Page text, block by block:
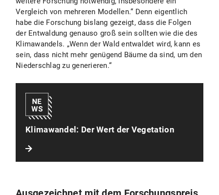
Vergleich von mehreren Modellen.“ Denn eigentlich
habe die Forschung bislang gezeigt, dass die Folgen
der Entwaldung genauso groß sein sollten wie die des
Klimawandels. „Wenn der Wald entwaldet wird, kann es
sein, dass nicht mehr genügend Bäume da sind, um den
Niederschlag zu generieren.“
Klimawandel: Der Wert der Vegetation